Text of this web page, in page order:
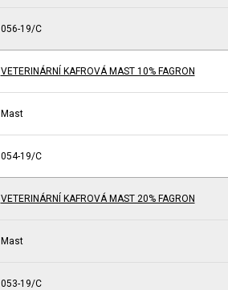
056-19/C
VETERINÁRNÍ KAFROVÁ MAST 10% FAGRON
Mast
054-19/C
VETERINÁRNÍ KAFROVÁ MAST 20% FAGRON
Mast
053-19/C